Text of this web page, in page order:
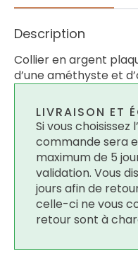
Description
Collier en argent
d’une améthyste et
LIVRAISON ET
Si vous choisissez
commande sera
maximum de 5
validation. Vous
jours afin de
celle-ci ne vous
retour sont à